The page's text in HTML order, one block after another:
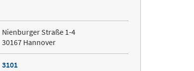
Nienburger Straße 1-4
30167 Hannover
3101